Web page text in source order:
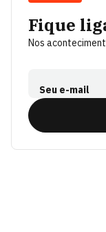
Fique
Nos
Seu e-mail